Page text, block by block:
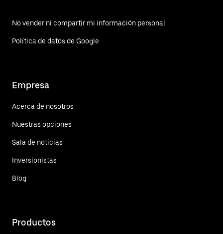
No vender ni compartir mi información personal
Política de datos de Google
Empresa
Acerca de nosotros
Nuestras opciones
Sala de noticias
Inversionistas
Blog
Productos